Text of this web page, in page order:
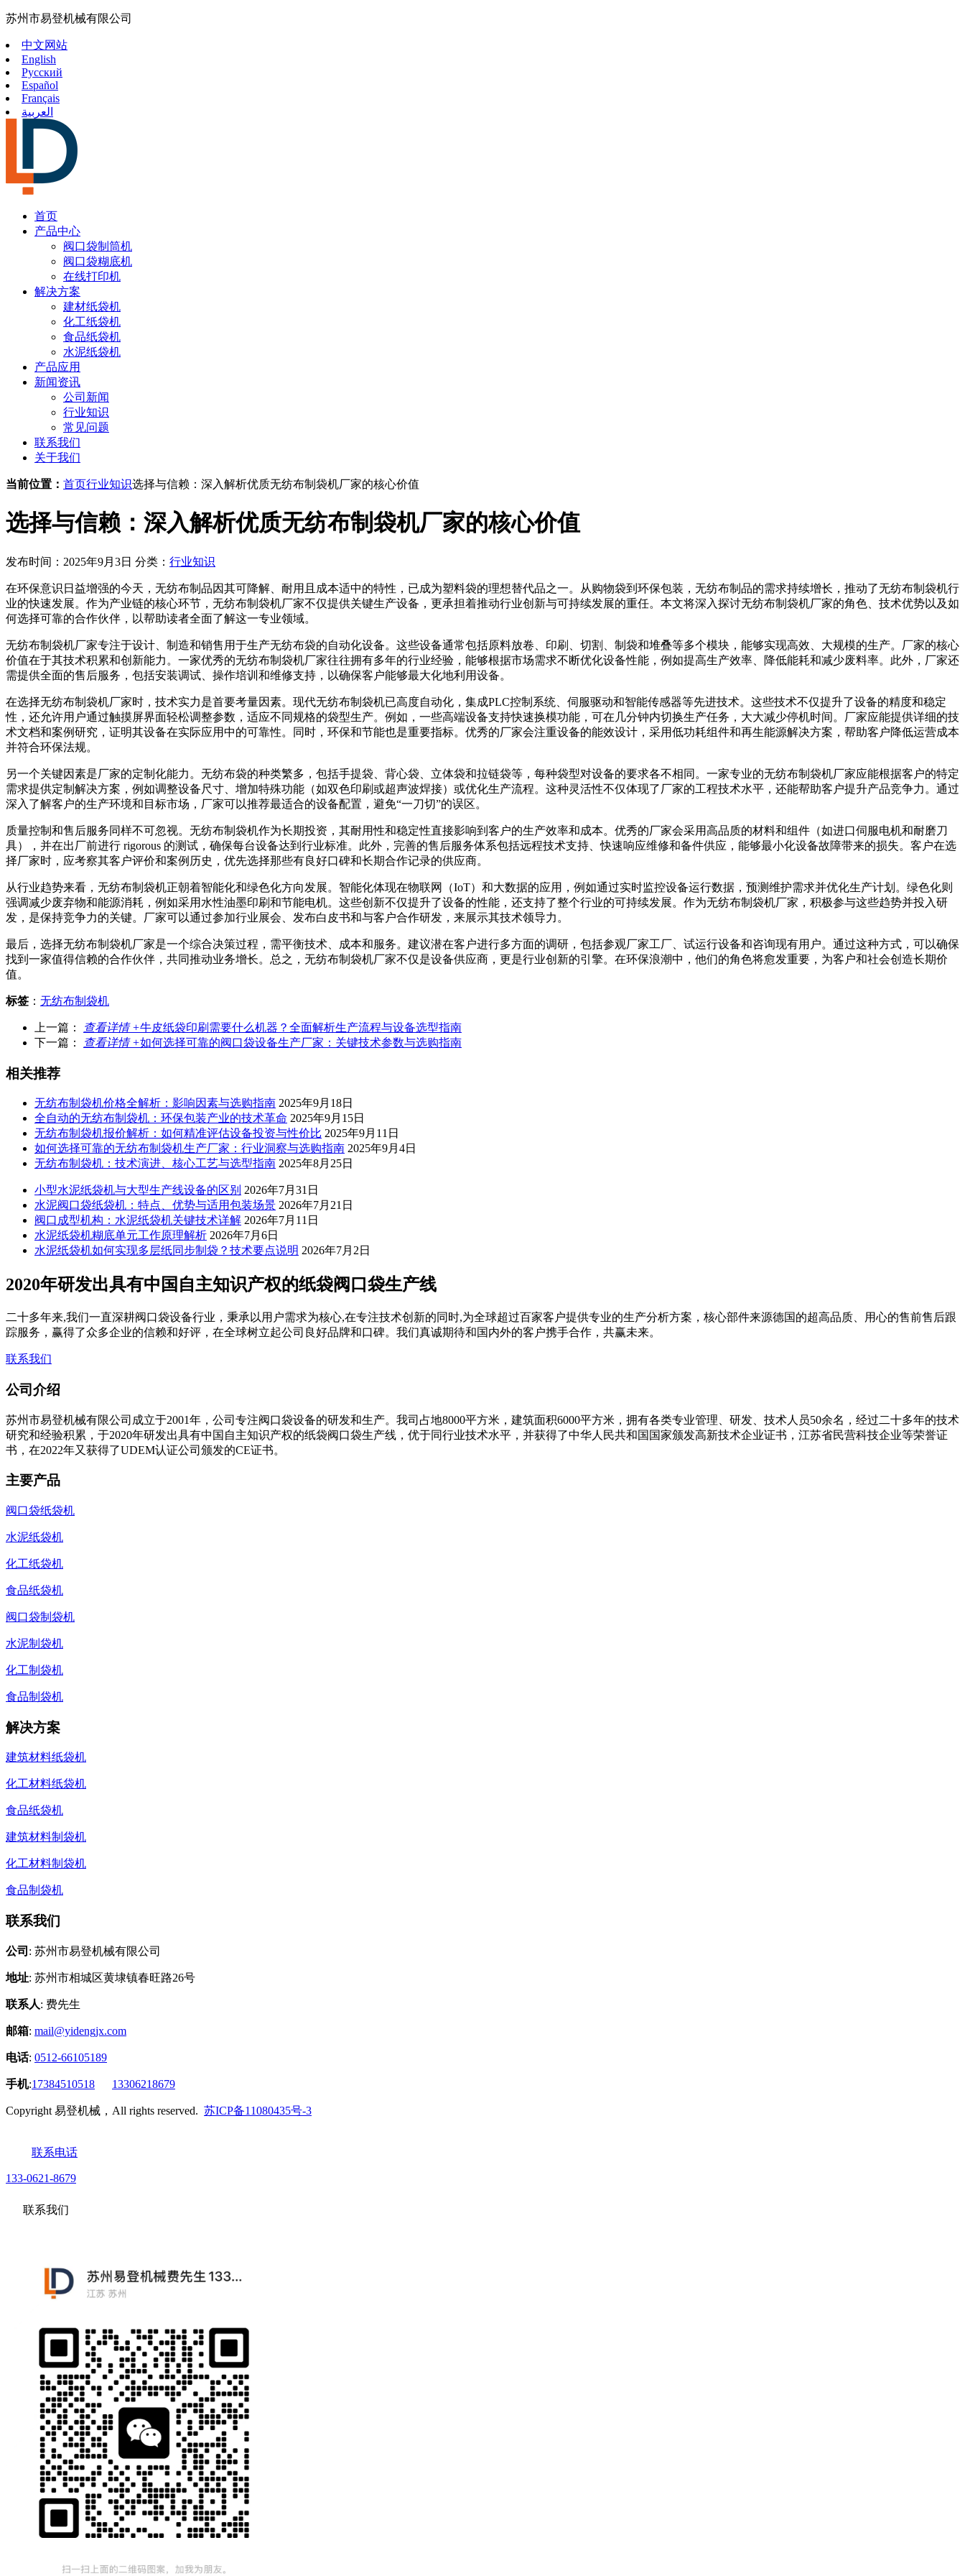
苏州市易登机械有限公司
中文网站
English
Русский
Español
Français
العربية
首页
产品中心
阀口袋制筒机
阀口袋糊底机
在线打印机
解决方案
建材纸袋机
化工纸袋机
食品纸袋机
水泥纸袋机
产品应用
新闻资讯
公司新闻
行业知识
常见问题
联系我们
关于我们
当前位置： 首页行业知识选择与信赖：深入解析优质无纺布制袋机厂家的核心价值
选择与信赖：深入解析优质无纺布制袋机厂家的核心价值
发布时间：2025年9月3日 分类： 行业知识
在环保意识日益增强的今天，无纺布制品因其可降解、耐用且成本适中的特性，已成为塑料袋的理想替代品之一。从购物袋到环保包装，无纺布制品的需求持续增长，推动了无纺布制袋机行
业的快速发展。作为产业链的核心环节，无纺布制袋机厂家不仅提供关键生产设备，更承担着推动行业创新与可持续发展的重任。本文将深入探讨无纺布制袋机厂家的角色、技术优势以及如
何选择可靠的合作伙伴，以帮助读者全面了解这一专业领域。
无纺布制袋机厂家专注于设计、制造和销售用于生产无纺布袋的自动化设备。这些设备通常包括原料放卷、印刷、切割、制袋和堆叠等多个模块，能够实现高效、大规模的生产。厂家的核心
价值在于其技术积累和创新能力。一家优秀的无纺布制袋机厂家往往拥有多年的行业经验，能够根据市场需求不断优化设备性能，例如提高生产效率、降低能耗和减少废料率。此外，厂家还
需提供全面的售后服务，包括安装调试、操作培训和维修支持，以确保客户能够最大化地利用设备。
在选择无纺布制袋机厂家时，技术实力是首要考量因素。现代无纺布制袋机已高度自动化，集成PLC控制系统、伺服驱动和智能传感器等先进技术。这些技术不仅提升了设备的精度和稳定
性，还允许用户通过触摸屏界面轻松调整参数，适应不同规格的袋型生产。例如，一些高端设备支持快速换模功能，可在几分钟内切换生产任务，大大减少停机时间。厂家应能提供详细的技
术文档和案例研究，证明其设备在实际应用中的可靠性。同时，环保和节能也是重要指标。优秀的厂家会注重设备的能效设计，采用低功耗组件和再生能源解决方案，帮助客户降低运营成本
并符合环保法规。
另一个关键因素是厂家的定制化能力。无纺布袋的种类繁多，包括手提袋、背心袋、立体袋和拉链袋等，每种袋型对设备的要求各不相同。一家专业的无纺布制袋机厂家应能根据客户的特定
需求提供定制解决方案，例如调整设备尺寸、增加特殊功能（如双色印刷或超声波焊接）或优化生产流程。这种灵活性不仅体现了厂家的工程技术水平，还能帮助客户提升产品竞争力。通过
深入了解客户的生产环境和目标市场，厂家可以推荐最适合的设备配置，避免“一刀切”的误区。
质量控制和售后服务同样不可忽视。无纺布制袋机作为长期投资，其耐用性和稳定性直接影响到客户的生产效率和成本。优秀的厂家会采用高品质的材料和组件（如进口伺服电机和耐磨刀
具），并在出厂前进行 rigorous 的测试，确保每台设备达到行业标准。此外，完善的售后服务体系包括远程技术支持、快速响应维修和备件供应，能够最小化设备故障带来的损失。客户在选
择厂家时，应考察其客户评价和案例历史，优先选择那些有良好口碑和长期合作记录的供应商。
从行业趋势来看，无纺布制袋机正朝着智能化和绿色化方向发展。智能化体现在物联网（IoT）和大数据的应用，例如通过实时监控设备运行数据，预测维护需求并优化生产计划。绿色化则
强调减少废弃物和能源消耗，例如采用水性油墨印刷和节能电机。这些创新不仅提升了设备的性能，还支持了整个行业的可持续发展。作为无纺布制袋机厂家，积极参与这些趋势并投入研
发，是保持竞争力的关键。厂家可以通过参加行业展会、发布白皮书和与客户合作研发，来展示其技术领导力。
最后，选择无纺布制袋机厂家是一个综合决策过程，需平衡技术、成本和服务。建议潜在客户进行多方面的调研，包括参观厂家工厂、试运行设备和咨询现有用户。通过这种方式，可以确保
找到一家值得信赖的合作伙伴，共同推动业务增长。总之，无纺布制袋机厂家不仅是设备供应商，更是行业创新的引擎。在环保浪潮中，他们的角色将愈发重要，为客户和社会创造长期价
值。
标签 ： 无纺布制袋机
上一篇： 查看详情 +牛皮纸袋印刷需要什么机器？全面解析生产流程与设备选型指南
下一篇：
查看详情 +如何选择可靠的阀口袋设备生产厂家：关键技术参数与选购指南
相关推荐
无纺布制袋机价格全解析：影响因素与选购指南 2025年9月18日
全自动的无纺布制袋机：环保包装产业的技术革命 2025年9月15日
无纺布制袋机报价解析：如何精准评估设备投资与性价比 2025年9月11日
如何选择可靠的无纺布制袋机生产厂家：行业洞察与选购指南 2025年9月4日
无纺布制袋机：技术演进、核心工艺与选型指南 2025年8月25日
小型水泥纸袋机与大型生产线设备的区别 2026年7月31日
水泥阀口袋纸袋机：特点、优势与适用包装场景 2026年7月21日
阀口成型机构：水泥纸袋机关键技术详解 2026年7月11日
水泥纸袋机糊底单元工作原理解析 2026年7月6日
水泥纸袋机如何实现多层纸同步制袋？技术要点说明 2026年7月2日
2020年研发出具有中国自主知识产权的纸袋阀口袋生产线
二十多年来,我们一直深耕阀口袋设备行业，秉承以用户需求为核心,在专注技术创新的同时,为全球超过百家客户提供专业的生产分析方案，核心部件来源德国的超高品质、用心的售前售后跟
踪服务，赢得了众多企业的信赖和好评，在全球树立起公司良好品牌和口碑。我们真诚期待和国内外的客户携手合作，共赢未来。
联系我们
公司介绍
苏州市易登机械有限公司成立于2001年，公司专注阀口袋设备的研发和生产。我司占地8000平方米，建筑面积6000平方米，拥有各类专业管理、研发、技术人员50余名，经过二十多年的技术
研究和经验积累，于2020年研发出具有中国自主知识产权的纸袋阀口袋生产线，优于同行业技术水平，并获得了中华人民共和国国家颁发高新技术企业证书，江苏省民营科技企业等荣誉证
书，在2022年又获得了UDEM认证公司颁发的CE证书。
主要产品
阀口袋纸袋机
水泥纸袋机
化工纸袋机
食品纸袋机
阀口袋制袋机
水泥制袋机
化工制袋机
食品制袋机
解决方案
建筑材料纸袋机
化工材料纸袋机
食品纸袋机
建筑材料制袋机
化工材料制袋机
食品制袋机
联系我们
公司 : 苏州市易登机械有限公司
地址: 苏州市相城区黄埭镇春旺路26号
联系人: 费先生
邮箱: mail@yidengjx.com
电话: 0512-66105189
手机:17384510518 13306218679
Copyright 易登机械，All rights reserved. 苏ICP备11080435号-3
联系电话
133-0621-8679
联系我们